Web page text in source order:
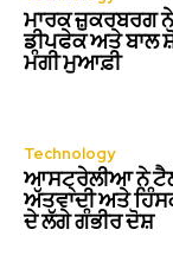
ਮਾਰਕ ਜ਼ੁਕਰਬਰਗ ਨੇ
ਡੀਪਫੇਕ ਅਤੇ ਬਾਲ
ਮੰਗੀ ਮੁਆਫ਼ੀ
Technology
ਆਸਟ੍ਰੇਲੀਆ ਨੇ
ਅੱਤਵਾਦੀ ਅਤੇ
ਦੇ ਲੱਗੇ ਗੰਭੀਰ ਦੋਸ਼